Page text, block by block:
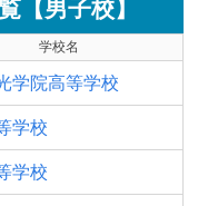
【男子校】
学校名
学院高等学校
学校
学校